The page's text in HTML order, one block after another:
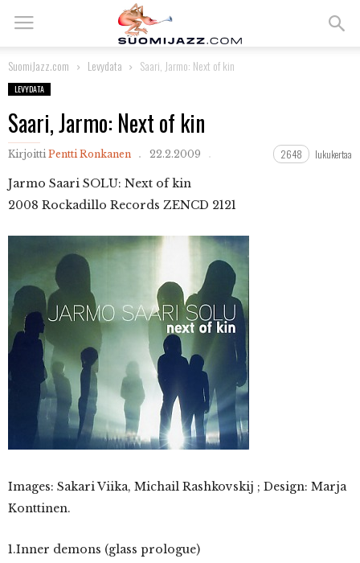
SuomiJazz.com Levydata Saari, Jarmo: Next of kin
LEVYDATA
Saari, Jarmo: Next of kin
Kirjoitti Pentti Ronkanen 22.2.2009 2648 lukukertaa
Jarmo Saari SOLU: Next of kin
2008 Rockadillo Records ZENCD 2121
Images: Sakari Viika, Michail Rashkovskij ; Design: Marja
Konttinen.
1.Inner demons (glass prologue)